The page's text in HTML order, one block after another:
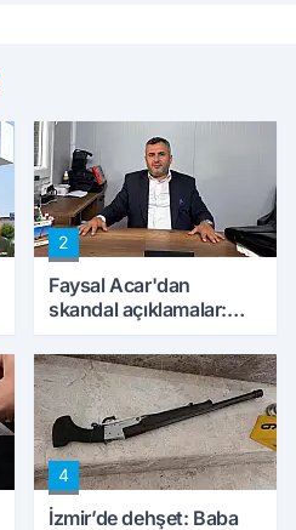
2
Faysal Acar'dan
skandal açıklamalar:
peynircilerimizi de
kıskaca aldı, müdahale
ettik'
4
İzmir’de dehşet: Baba